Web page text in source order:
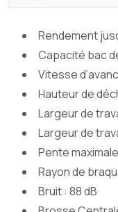
Rendement
Capacité bac
Vitesse
Hauteur de
Largeur de
Largeur de
Pente
Rayon de
Bruit : 88 dB